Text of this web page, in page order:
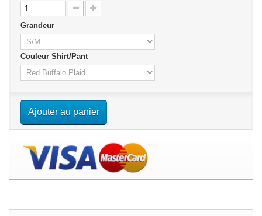
Grandeur
Couleur Shirt/Pant
Ajouter au panier